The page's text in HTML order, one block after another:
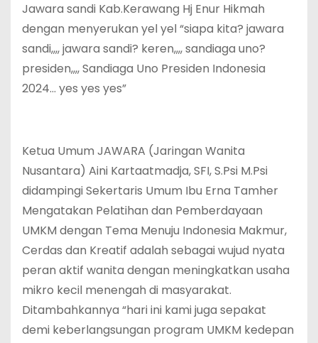
Jawara sandi Kab.Kerawang Hj Enur Hikmah
dengan menyerukan yel yel “siapa kita? jawara
sandi,,,, jawara sandi? keren,,,, sandiaga uno?
presiden,,,, Sandiaga Uno Presiden Indonesia
2024… yes yes yes”
Ketua Umum JAWARA (Jaringan Wanita
Nusantara) Aini Kartaatmadja, SFI, S.Psi M.Psi
didampingi Sekertaris Umum Ibu Erna Tamher
Mengatakan Pelatihan dan Pemberdayaan
UMKM dengan Tema Menuju Indonesia Makmur,
Cerdas dan Kreatif adalah sebagai wujud nyata
peran aktif wanita dengan meningkatkan usaha
mikro kecil menengah di masyarakat.
Ditambahkannya “hari ini kami juga sepakat
demi keberlangsungan program UMKM kedepan